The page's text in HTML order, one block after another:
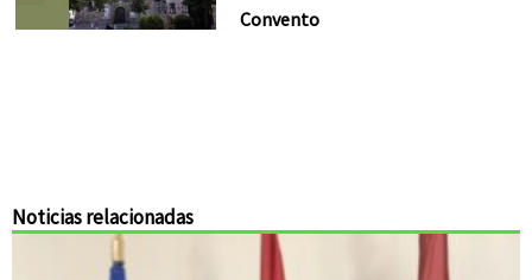
Convento
Noticias relacionadas